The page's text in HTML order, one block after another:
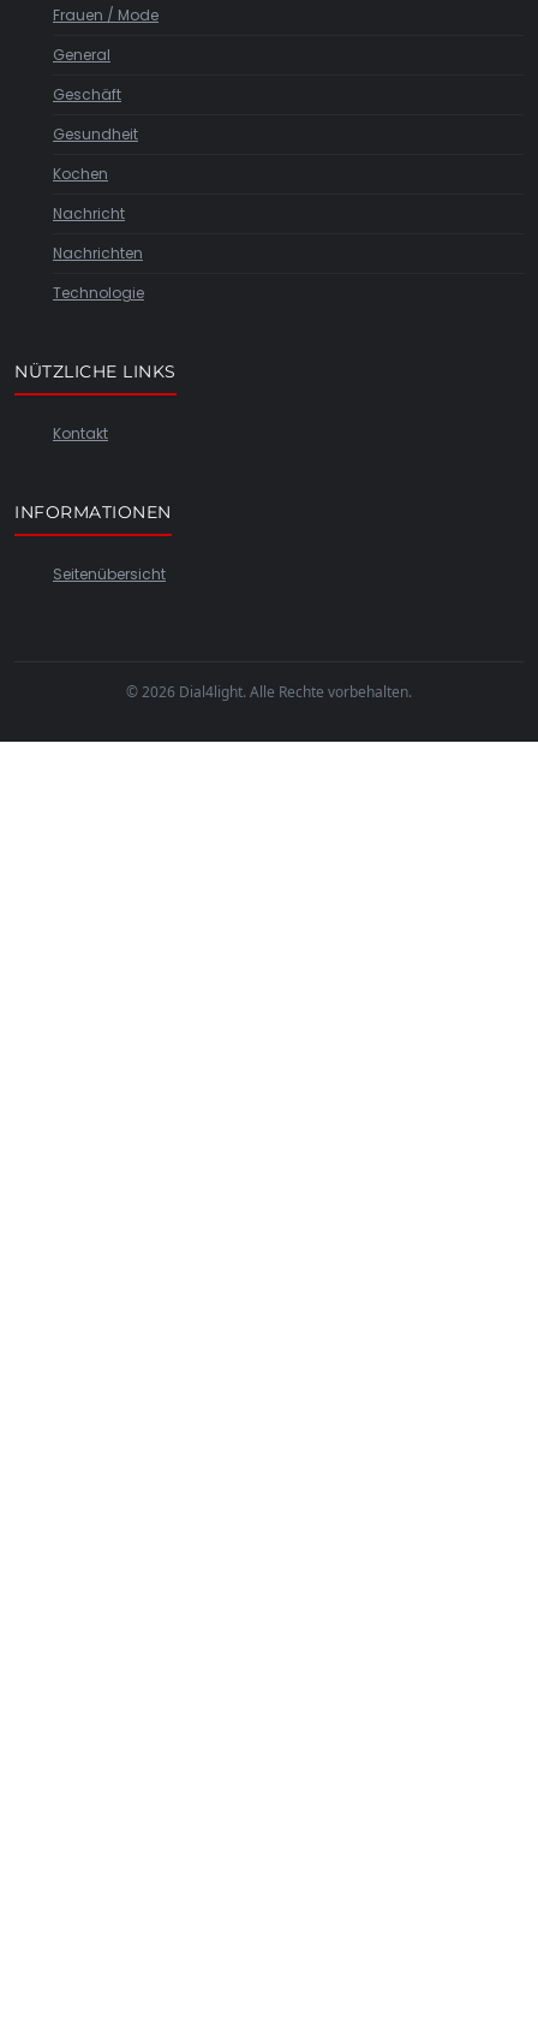
Frauen / Mode
General
Geschäft
Gesundheit
Kochen
Nachricht
Nachrichten
Technologie
NÜTZLICHE LINKS
Kontakt
INFORMATIONEN
Seitenübersicht
© 2026 Dial4light. Alle Rechte vorbehalten.